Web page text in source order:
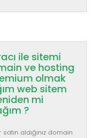
ile sitemi
ve hosting
olmak
web sitem
mi
?
aldığınız domain